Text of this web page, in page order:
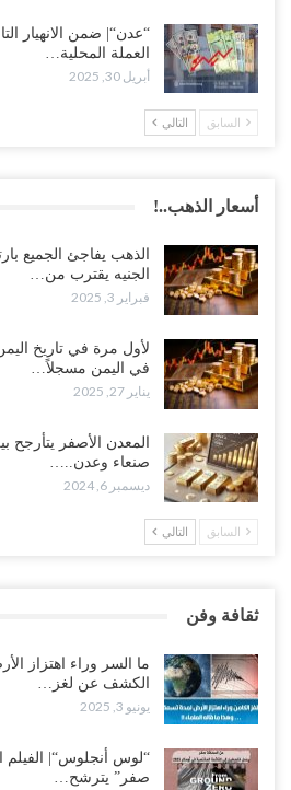
“عدن“| ضمن الانهيار
العملة المحلية…
أبريل 30, 2025
السابق التالي
أسعار الذهب..!
الذهب يفاجئ الجميع
الجنيه يقترب من…
فبراير 3, 2025
لأول مرة في تاريخ
في اليمن مسجلاً…
يناير 27, 2025
المعدن الأصفر يتأرجح
صنعاء وعدن..…
ديسمبر 6, 2024
السابق التالي
ثقافة وفن
الكشف عن لغز…
يونيو 3, 2025
“لوس أنجلوس“| الفيلم
صفر” يترشح…